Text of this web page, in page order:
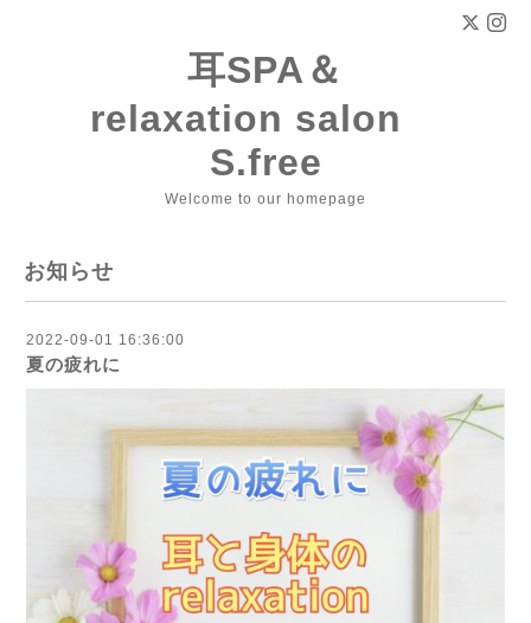
耳SPA＆
relaxation salon
S.free
Welcome to our homepage
お知らせ
2022-09-01 16:36:00
夏の疲れに